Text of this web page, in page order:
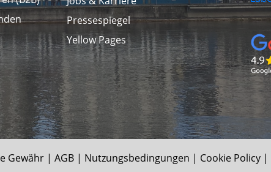
Pressespiegel
Yellow Pages
Gewähr | AGB | Nutzungsbedingungen | Cookie Policy |